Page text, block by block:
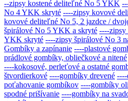
--zipsy kostené deliteľné No 5 YKK
No 4 YKK skryté ----zipsy kovové
kovové deliteľné No 5, 2 jazdce /
špirálové No 5 YKK a skryté ----zipsy
YKK skryté ----zipsy špirálové No 3
Gombíky a zapínanie ----plastové
prádlové gombíky, obliečkové a nitené
----kokosové, perleťové a ostatné
štvordierkové ----gombíky drevené ----
poťahovanie gombíkov ----gombíky
spodné prišívanie ----gombíky na